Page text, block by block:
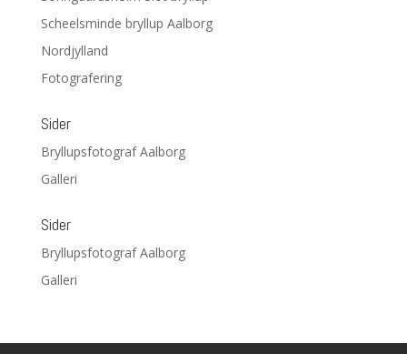
Scheelsminde bryllup Aalborg
Nordjylland
Fotografering
Sider
Bryllupsfotograf Aalborg
Galleri
Sider
Bryllupsfotograf Aalborg
Galleri